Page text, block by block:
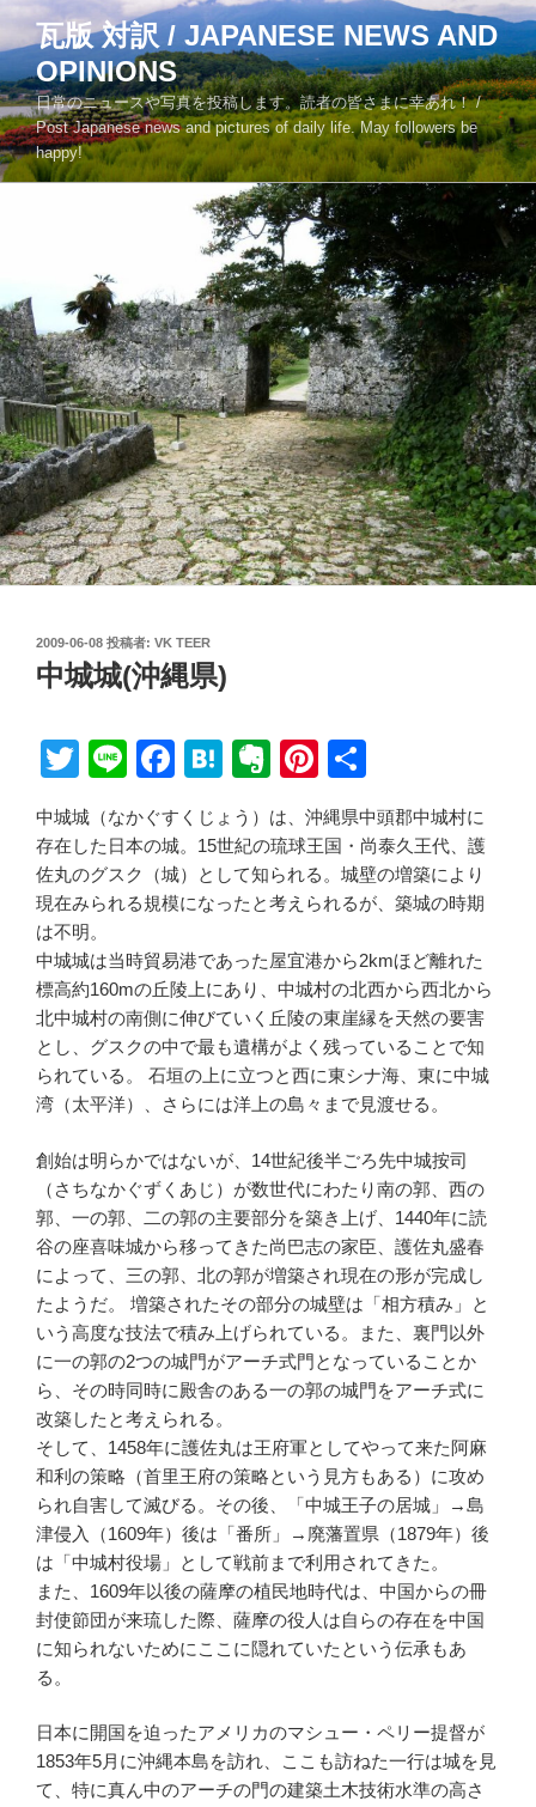
ン
ン
ツ
へ
ス
瓦版 対訳 / JAPANESE NEWS AND
OPINIONS
日常のニュースや写真を投稿します。読者の皆さまに幸あれ！ /
Post Japanese news and pictures of daily life. May followers be
happy!
投
日:
2009-06-08 投稿者: VK TEER
中城城(沖縄県)
T
wi
tt
er
Li
e
F
c
e
b
o
o
k
H
at
e
n
a
E
er
n
ot
e
Pi
nt
er
e
st
有
中城城（なかぐすくじょう）は、沖縄県中頭郡中城村に
存在した日本の城。15世紀の琉球王国・尚泰久王代、護
佐丸のグスク（城）として知られる。城壁の増築により
現在みられる規模になったと考えられるが、築城の時期
は不明。
中城城は当時貿易港であった屋宜港から2kmほど離れた
標高約160mの丘陵上にあり、中城村の北西から西北から
北中城村の南側に伸びていく丘陵の東崖縁を天然の要害
とし、グスクの中で最も遺構がよく残っていることで知
られている。 石垣の上に立つと西に東シナ海、東に中城
湾（太平洋）、さらには洋上の島々まで見渡せる。
創始は明らかではないが、14世紀後半ごろ先中城按司
（さちなかぐずくあじ）が数世代にわたり南の郭、西の
郭、一の郭、二の郭の主要部分を築き上げ、1440年に読
谷の座喜味城から移ってきた尚巴志の家臣、護佐丸盛春
によって、三の郭、北の郭が増築され現在の形が完成し
たようだ。 増築されたその部分の城壁は「相方積み」と
いう高度な技法で積み上げられている。また、裏門以外
に一の郭の2つの城門がアーチ式門となっていることか
ら、その時同時に殿舎のある一の郭の城門をアーチ式に
改築したと考えられる。
そして、1458年に護佐丸は王府軍としてやって来た阿麻
和利の策略（首里王府の策略という見方もある）に攻め
られ自害して滅びる。その後、「中城王子の居城」→島
津侵入（1609年）後は「番所」→廃藩置県（1879年）後
は「中城村役場」として戦前まで利用されてきた。
また、1609年以後の薩摩の植民地時代は、中国からの冊
封使節団が来琉した際、薩摩の役人は自らの存在を中国
に知られないためにここに隠れていたという伝承もあ
る。
日本に開国を迫ったアメリカのマシュー・ペリー提督が
1853年5月に沖縄本島を訪れ、ここも訪ねた一行は城を見
て、特に真ん中のアーチの門の建築土木技術水準の高さ